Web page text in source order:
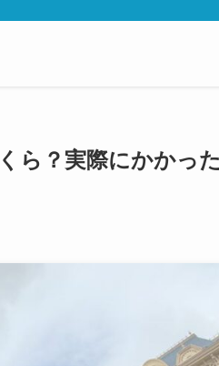
ら？実際にかかっ